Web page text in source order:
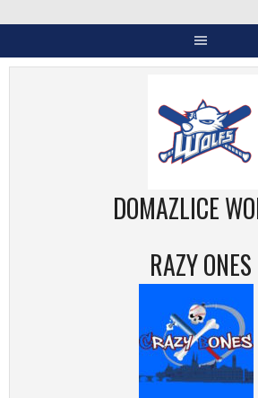
DOMAZLICE
RAZY ONES